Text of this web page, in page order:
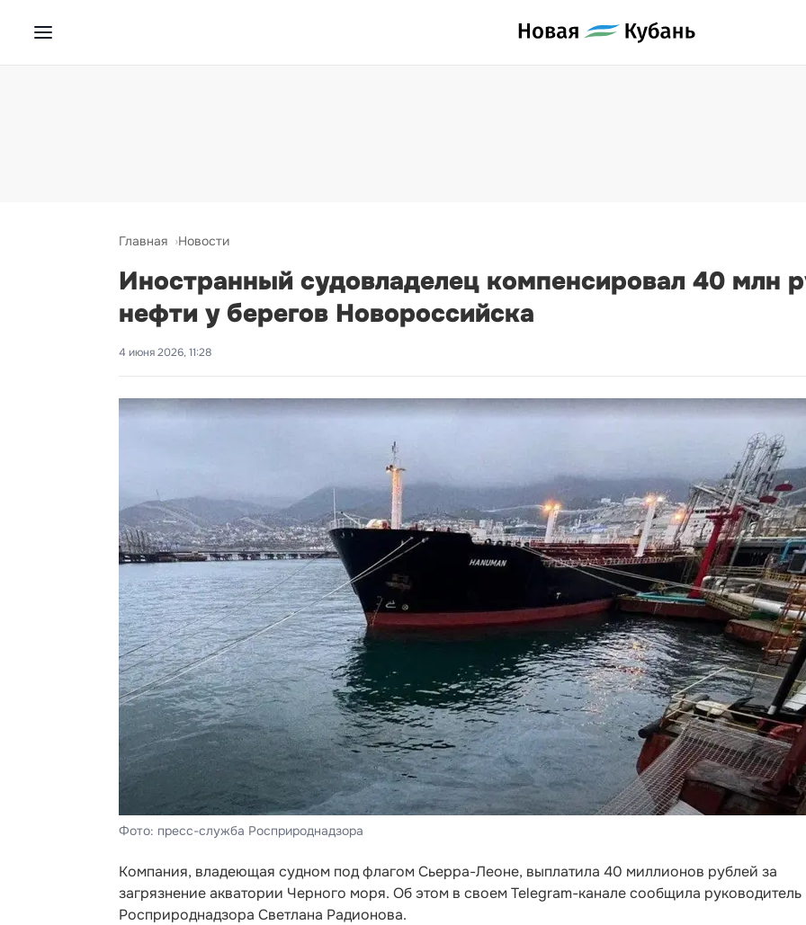
Главная Новости
Иностранный судовладелец компенсировал 40 млн
нефти у берегов Новороссийска
4 июня 2026, 11:28
Фото: пресс-служба Росприроднадзора
Компания, владеющая судном под флагом Сьерра-Леоне, выплатила 40 миллионов рублей за
загрязнение акватории Черного моря. Об этом в своем Telegram-канале сообщила руководитель
Росприроднадзора Светлана Радионова.